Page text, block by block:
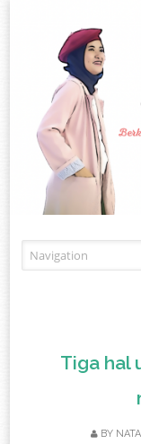
Tiga hal
BY